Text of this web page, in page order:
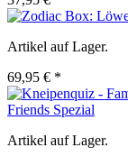
Artikel auf Lager.
69,95 € *
Friends Spezial
Artikel auf Lager.